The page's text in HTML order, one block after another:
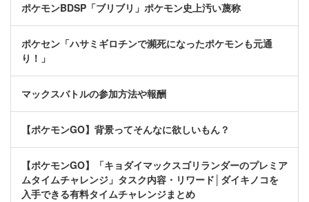
ポケモンBDSP「ブリブリ」ポケモン史上汚い蔑称
ポケセン「ハサミギロチンで瀕死になったポケモンも元通
り！」
マックスバトルの参加方法や報酬
【ポケモンGO】背景ってそんなに欲しいもん？
【ポケモンGO】「キョダイマックスゴリランダーのプレミア
ムタイムチャレンジ」タスク内容・リワード│ダイキノコを
入手できる有料タイムチャレンジまとめ